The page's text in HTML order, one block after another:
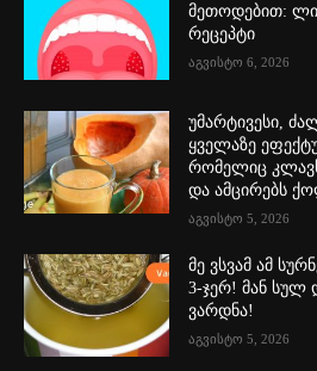
მეთოდებით:
რეცეპტი
აგვისტო 6, 2026
უმარტივესი,
ყველაზე
რომელიც
და ამცირებს
აგვისტო 5, 2026
მე ვსვამ ამ
3-ჯერ! მან სულ
ვარდნა!
აგვისტო 5, 2026